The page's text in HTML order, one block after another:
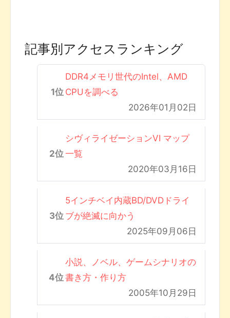
記事別アクセスランキング
DDR4メモリ世代のIntel、AMD
CPUを調べる
2026年01月02日
シヴィライゼーションVI マップ
一覧
2020年03月16日
5インチベイ内蔵BD/DVDドライ
ブが絶滅に向かう
2025年09月06日
小説、ノベル、ゲームシナリオの
書き方・作り方
2005年10月29日